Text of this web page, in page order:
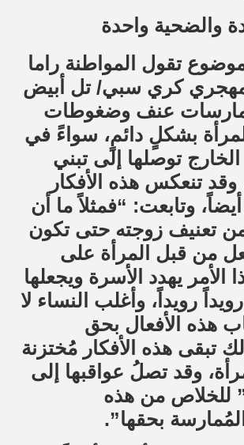
والضحية واحدة
تقول المواطنة راما
مهجري كري سبي/ تل أبيض
عنف وضغوطات
بشكلٍ دائمٍ، سواءً في
توصلها إلى تبني
وقد تنعكس هذه الأفكار
وتابعت: “فمثلاً ما أن
تعنيف زوجته حتى تكون
من قبل المرأة على
الأمر يهدد الأسرة ويجعلها
رويداً رويداً، وأغلب النساء لا
هذه الأفعال بحق
تبقى هذه الأفكار مُختزنة
وقد تصلُ عواقبها إلى
للخلاص من هذه
بحقها”.